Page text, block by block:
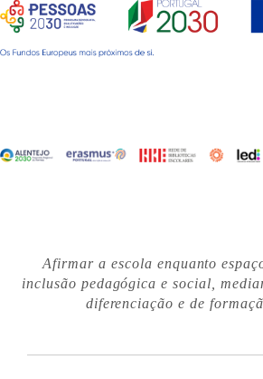
Afirmar a escola enquanto
inclusão pedagógica e social,
diferenciação e de